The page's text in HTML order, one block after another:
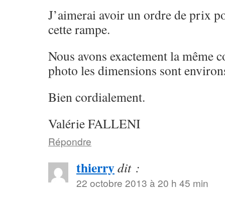
J’aimerai avoir un ordre de prix
cette rampe.
Nous avons exactement la même
photo les dimensions sont
Bien cordialement.
Valérie FALLENI
Répondre
thierrydit :
22 octobre 2013 à 20 h 45 min